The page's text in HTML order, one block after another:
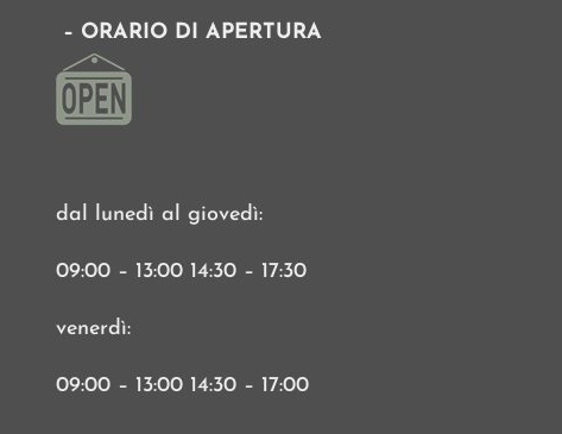
– ORARIO DI APERTURA
dal lunedì al giovedì:
09:00 – 13:00 14:30 – 17:30
venerdì:
09:00 – 13:00 14:30 – 17:00